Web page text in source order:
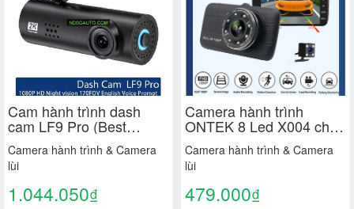
Cam hành trình dash
cam LF9 Pro (Best
Seller) + Tặng kèm Thẻ
nhớ chất lượng cao
Camera hành trình & Camera
lùi
1.044.050₫
Camera hành trình
ONTEK 8 Led X004 chất
lượng chuẩn FULL HD
1080P
Camera hành trình & Camera
lùi
479.000₫